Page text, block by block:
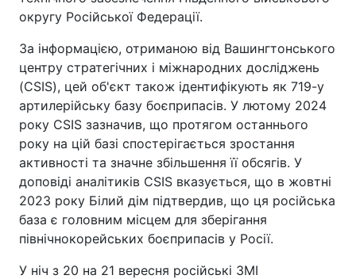
округу Російської Федерації.
За інформацією, отриманою від Вашингтонського
центру стратегічних і міжнародних досліджень
(CSIS), цей об'єкт також ідентифікують як 719-у
артилерійську базу боєприпасів. У лютому 2024
року CSIS зазначив, що протягом останнього
року на цій базі спостерігається зростання
активності та значне збільшення її обсягів. У
доповіді аналітиків CSIS вказується, що в жовтні
2023 року Білий дім підтвердив, що ця російська
база є головним місцем для зберігання
північнокорейських боєприпасів у Росії.
У ніч з 20 на 21 вересня російські ЗМІ